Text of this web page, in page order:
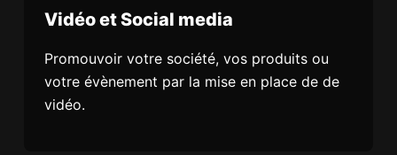
Vidéo et Social media
Promouvoir votre société, vos produits ou
votre évènement par la mise en place de de
vidéo.